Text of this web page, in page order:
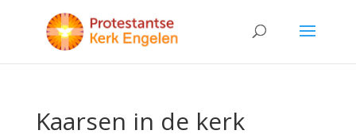
Kaarsen in de kerk